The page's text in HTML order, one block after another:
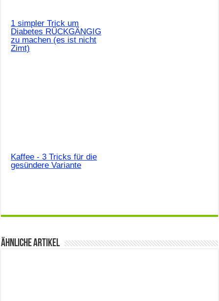
1 simpler Trick um
Diabetes RÜCKGÄNGIG
zu machen (es ist nicht
Zimt)
Kaffee - 3 Tricks für die
gesündere Variante
Ähnliche Artikel